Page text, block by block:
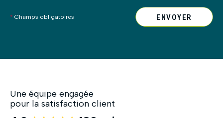
* Champs obligatoires ENVOYER
Une équipe engagée
pour la satisfaction client